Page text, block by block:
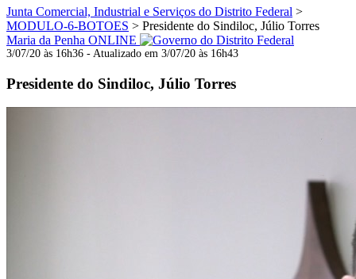
Junta Comercial, Industrial e Serviços do Distrito Federal >
MODULO-6-BOTOES > Presidente do Sindiloc, Júlio Torres
Maria da Penha ONLINE
3/07/20 às 16h36 - Atualizado em 3/07/20 às 16h43
Presidente do Sindiloc, Júlio Torres